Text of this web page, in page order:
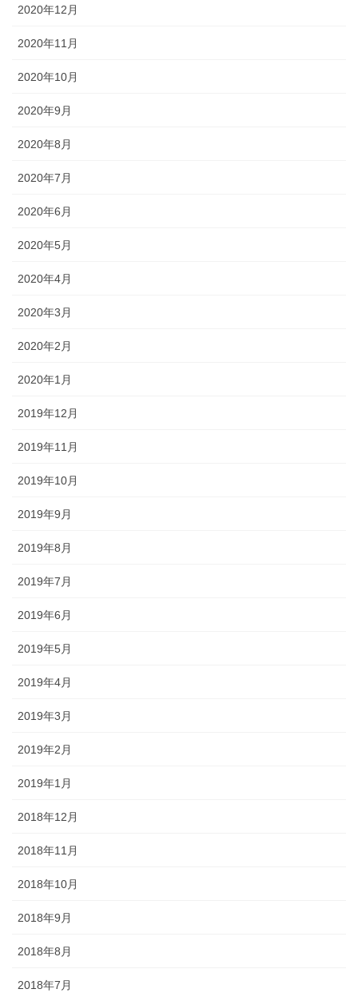
2020年12月
2020年11月
2020年10月
2020年9月
2020年8月
2020年7月
2020年6月
2020年5月
2020年4月
2020年3月
2020年2月
2020年1月
2019年12月
2019年11月
2019年10月
2019年9月
2019年8月
2019年7月
2019年6月
2019年5月
2019年4月
2019年3月
2019年2月
2019年1月
2018年12月
2018年11月
2018年10月
2018年9月
2018年8月
2018年7月